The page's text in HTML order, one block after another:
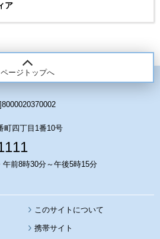
ア
ページトップへ
8000020370002
四丁目1番10号
前8時30分～午後5時15分
このサイトについて
携帯サイト